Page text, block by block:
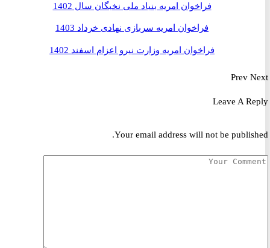
فراخوان امریه بنیاد ملی نخبگان سال 1402
فراخوان امریه سربازی نهادی خرداد 1403
فراخوان امریه وزارت نیرو اعزام اسفند 1402
Prev
Leave A
Your email address will not be